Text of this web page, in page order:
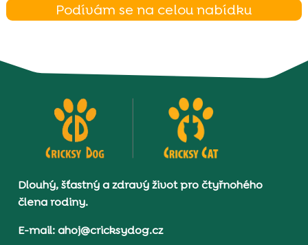
Podívám se na celou nabídku
Dlouhý, šťastný a zdravý život pro čtyřnohého
člena rodiny.
E-mail: ahoj@cricksydog.cz